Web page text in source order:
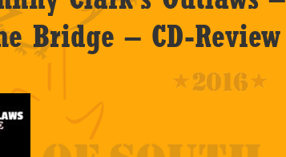
Bridge – CD-Review